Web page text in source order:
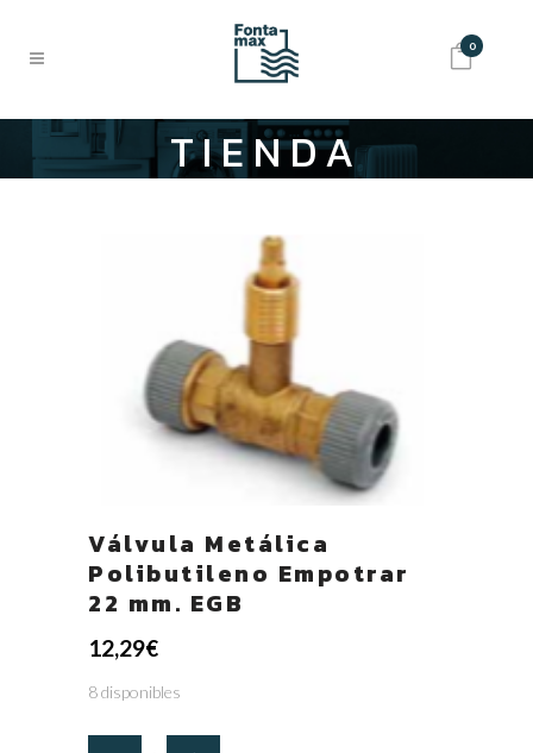
0
TIENDA
Válvula Metálica
Polibutileno Empotrar
22 mm. EGB
12,29€
8 disponibles